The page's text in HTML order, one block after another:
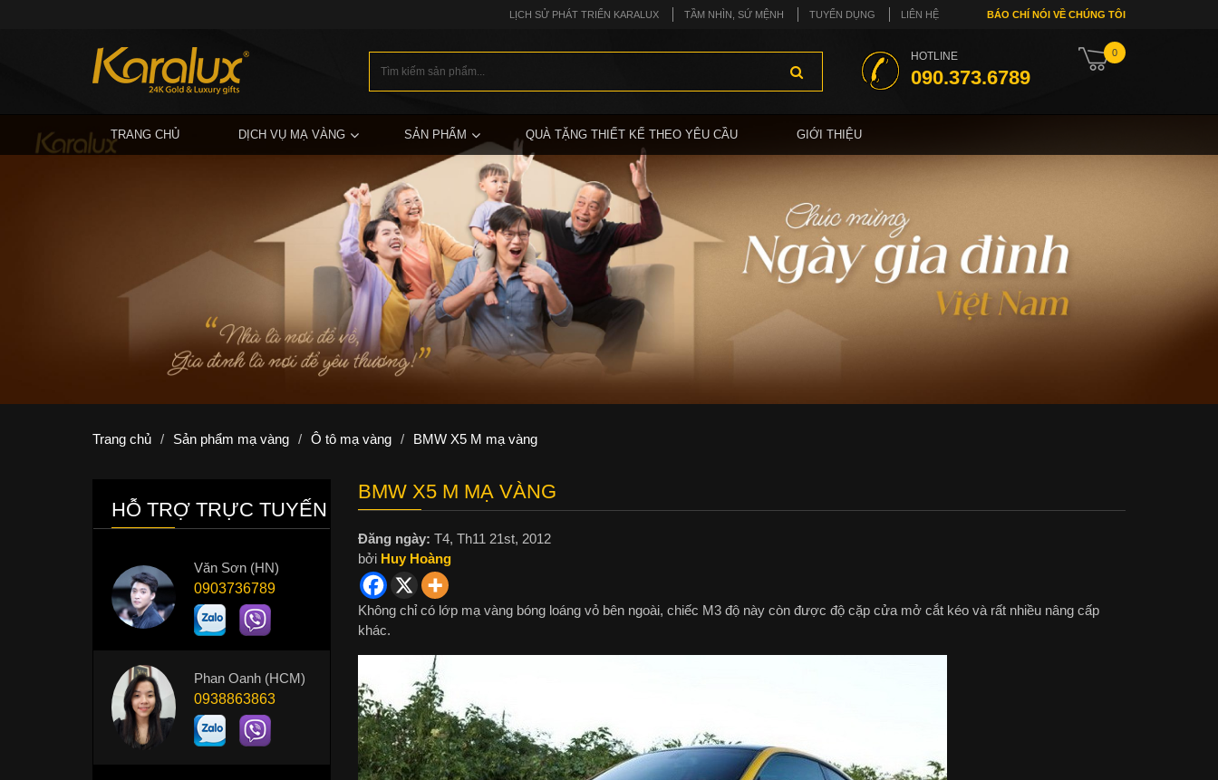
LỊCH SỬ PHÁT TRIỂN KARALUX TẦM NHÌN, SỨ MỆNH TUYỂN DỤNG LIÊN HỆ BÁO CHÍ NÓI VỀ CHÚNG TÔI
HOTLINE
090.373.6789
0
TRANG CHỦ DỊCH VỤ MẠ VÀNG SẢN PHẨM QUÀ TẶNG THIẾT KẾ THEO YÊU CẦU GIỚI THIỆU
Trang chủ / Sản phẩm mạ vàng / Ô tô mạ vàng / BMW X5 M mạ vàng
BMW X5 M MẠ VÀNG
Đăng ngày: T4, Th11 21st, 2012
bởi Huy Hoàng
Không chỉ có lớp mạ vàng bóng loáng vỏ bên ngoài, chiếc M3 độ này còn được độ cặp cửa mở cắt kéo và rất nhiều nâng cấp
khác.
HỖ TRỢ TRỰC TUYẾN
Văn Sơn (HN)
0903736789
Phan Oanh (HCM)
0938863863